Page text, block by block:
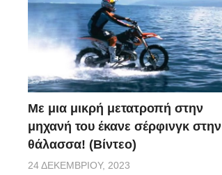
Με μια μικρή μετατροπή στην
μηχανή του έκανε σέρφινγκ στην
θάλασσα! (Βίντεο)
24 ΔΕΚΕΜΒΡΊΟΥ, 2023